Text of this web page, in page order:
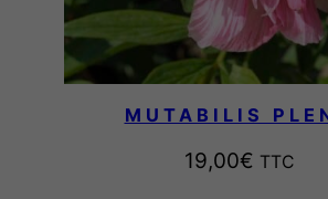
MUTABILIS
19,00€ TTC